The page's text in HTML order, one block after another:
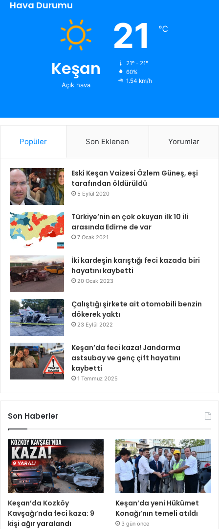
Hava Durumu
Keşan
Açık hava
21 ℃
21º - 21º
60%
1.54 km/h
Popüler Son Eklenen Yorumlar
Eski Keşan Vaizesi Özlem Güneş, eşi
tarafından öldürüldü
5 Eylül 2020
Türkiye’nin en çok okuyan ilk 10 ili
arasında Edirne de var
7 Ocak 2021
İki kardeşin karıştığı feci kazada biri
hayatını kaybetti
20 Ocak 2023
Çalıştığı şirkete ait otomobili benzin
dökerek yaktı
23 Eylül 2022
Keşan’da feci kaza! Jandarma
astsubay ve genç çift hayatını
kaybetti
1 Temmuz 2025
Son Haberler
Keşan’da Kozköy
Kavşağı’nda feci kaza: 9
kişi ağır yaralandı
Keşan’da yeni Hükümet
Konağı’nın temeli atıldı
3 gün önce